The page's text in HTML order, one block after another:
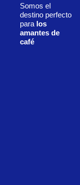
Somos el
destino perfecto
para los
amantes de
café